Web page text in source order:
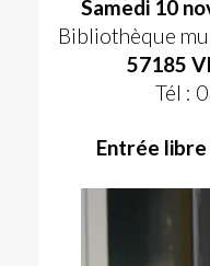
Samedi 10
Bibliothèque
57185
Tél :
Entrée